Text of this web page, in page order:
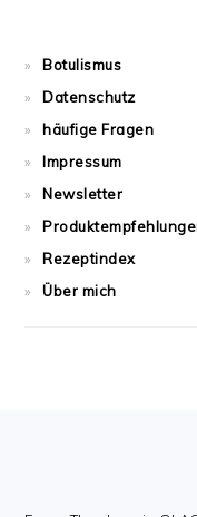
Botulismus
Datenschutz
häufige Fragen
Impressum
Newsletter
Rezeptindex
Über mich